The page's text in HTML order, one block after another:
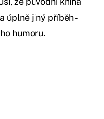
úplně jiný příběh -
humoru.